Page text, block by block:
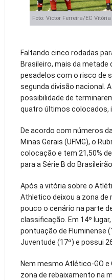
Foto: Victor Ferreira/EC Vitória
Faltando cinco rodadas
Brasileiro, mais da
pesadelos com o risco de
segunda divisão nacional.
possibilidade de
quatro últimos colocados,
De acordo com números
Minas Gerais (UFMG), o
colocação e tem 21,50%
para a Série B do Brasileirão.
Após a vitória sobre o
Athletico deixou a zona de
pouco o cenário na parte
classificação. Em 14º
pontuação de Fluminense
Juventude (17º) e possui
Nem mesmo Atlético-GO e
zona de rebaixamento na